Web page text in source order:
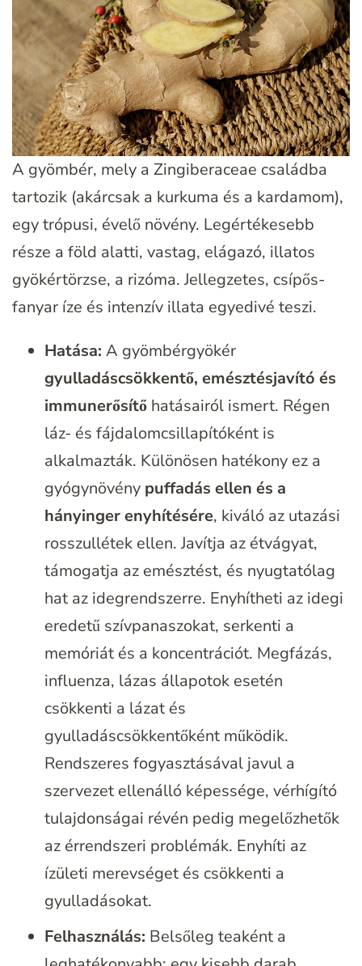
A gyömbér, mely a Zingiberaceae családba
tartozik (akárcsak a kurkuma és a kardamom),
egy trópusi, évelő növény. Legértékesebb
része a föld alatti, vastag, elágazó, illatos
gyökértörzse, a rizóma. Jellegzetes, csípős-
fanyar íze és intenzív illata egyedivé teszi.
Hatása: A gyömbérgyökér
gyulladáscsökkentő, emésztésjavító és
immunerősítő hatásairól ismert. Régen
láz- és fájdalomcsillapítóként is
alkalmazták. Különösen hatékony ez a
gyógynövény puffadás ellen és a
hányinger enyhítésére, kiváló az utazási
rosszullétek ellen. Javítja az étvágyat,
támogatja az emésztést, és nyugtatólag
hat az idegrendszerre. Enyhítheti az idegi
eredetű szívpanaszokat, serkenti a
memóriát és a koncentrációt. Megfázás,
influenza, lázas állapotok esetén
csökkenti a lázat és
gyulladáscsökkentőként működik.
Rendszeres fogyasztásával javul a
szervezet ellenálló képessége, vérhígító
tulajdonságai révén pedig megelőzhetők
az érrendszeri problémák. Enyhíti az
ízületi merevséget és csökkenti a
gyulladásokat.
Felhasználás: Belsőleg teaként a